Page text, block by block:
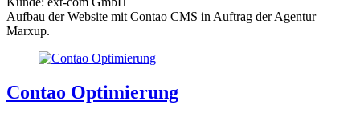
Aufbau der Website mit Contao CMS in Auftrag der Agentur
Marxup.
Contao Optimierung